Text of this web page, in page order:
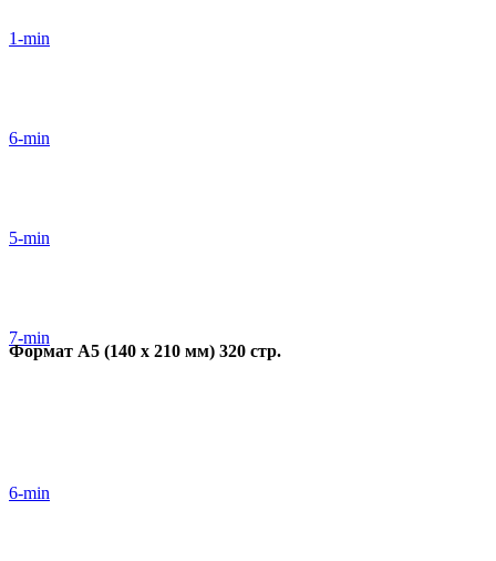
1-min
6-min
5-min
7-min
Формат А5 (140 х 210 мм) 320 стр.
6-min